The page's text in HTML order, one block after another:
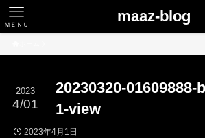
maaz-blog
ＭＥＮＵ
20230320-01609888-
1-view
2023
4/01
2023年4月1日